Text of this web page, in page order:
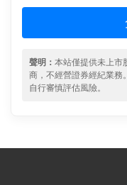
聲明： 本站僅提供未上市
商，不經營證券經紀業務
自行審慎評估風險。